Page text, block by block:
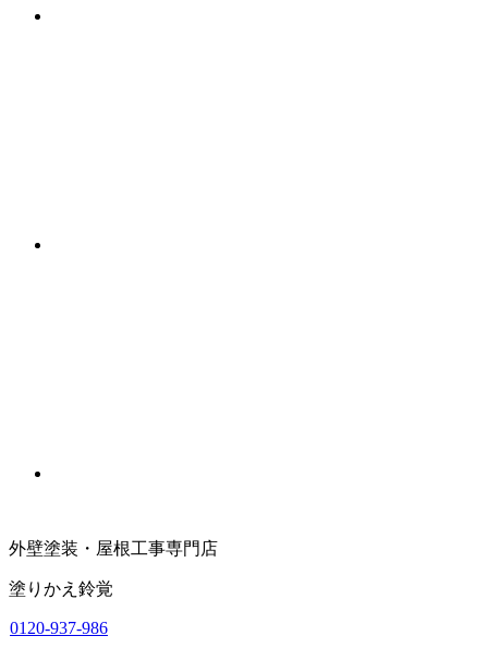
外壁塗装・屋根工事専門店
塗りかえ鈴覚
0120-937-986